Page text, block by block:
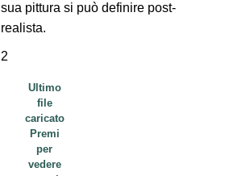
sua pittura si può definire post-
realista.
2
Ultimo
file
caricato
Premi
per
vedere